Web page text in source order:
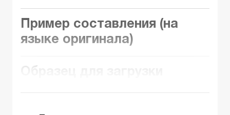
Пример составления (на
языке оригинала)